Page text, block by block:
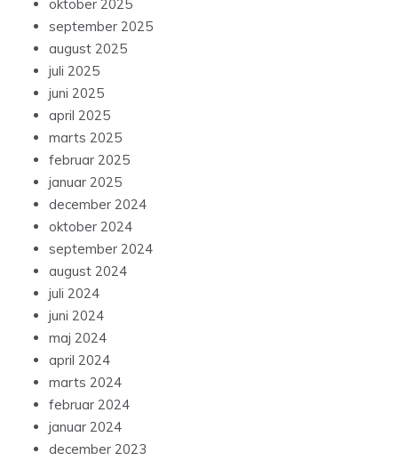
oktober 2025
september 2025
august 2025
juli 2025
juni 2025
april 2025
marts 2025
februar 2025
januar 2025
december 2024
oktober 2024
september 2024
august 2024
juli 2024
juni 2024
maj 2024
april 2024
marts 2024
februar 2024
januar 2024
december 2023